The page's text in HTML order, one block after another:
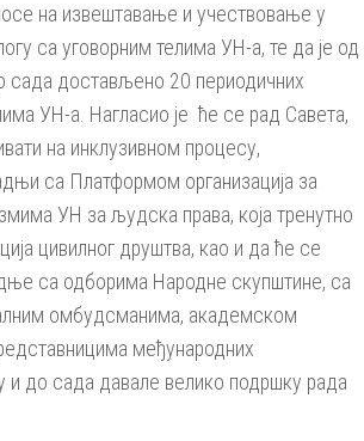
на извештавање и учествовање у
са уговорним телима УН-а, те да је од
сада достављено 20 периодичних
УН-а. Нагласио је ће се рад Савета,
на инклузивном процесу,
са Платформом организација за
УН за људска права, која тренутно
цивилног друштва, као и да ће се
са одборима Народне скупштине, са
омбудсманима, академском
међународних
и до сада давале велико подршку рада